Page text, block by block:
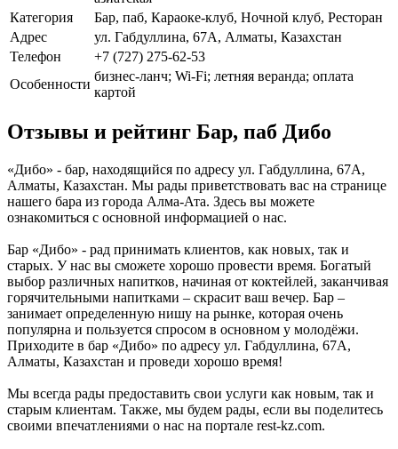
Категория
Бар, паб, Караоке-клуб, Ночной клуб, Ресторан
Адрес
ул. Габдуллина, 67А, Алматы, Казахстан
Телефон
+7 (727) 275-62-53
Особенности
бизнес-ланч; Wi-Fi; летняя веранда; оплата
картой
Отзывы и рейтинг Бар, паб Дибо
«Дибо» - бар, находящийся по адресу ул. Габдуллина, 67А,
Алматы, Казахстан. Мы рады приветствовать вас на странице
нашего бара из города Алма-Ата. Здесь вы можете
ознакомиться с основной информацией о нас.
Бар «Дибо» - рад принимать клиентов, как новых, так и
старых. У нас вы сможете хорошо провести время. Богатый
выбор различных напитков, начиная от коктейлей, заканчивая
горячительными напитками – скрасит ваш вечер. Бар –
занимает определенную нишу на рынке, которая очень
популярна и пользуется спросом в основном у молодёжи.
Приходите в бар «Дибо» по адресу ул. Габдуллина, 67А,
Алматы, Казахстан и проведи хорошо время!
Мы всегда рады предоставить свои услуги как новым, так и
старым клиентам. Также, мы будем рады, если вы поделитесь
своими впечатлениями о нас на портале rest-kz.com.